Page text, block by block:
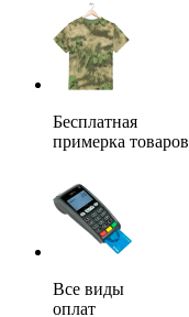
Бесплатная
примерка товаров
Все виды
оплат